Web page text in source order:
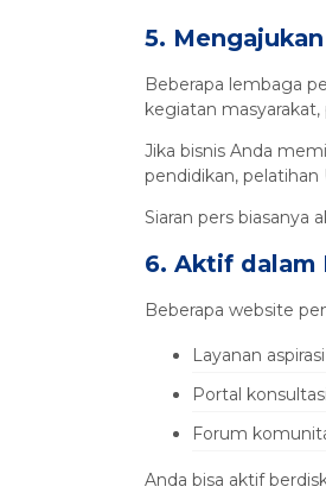
5.
Beberapa lembaga
kegiatan
Jika bisnis Anda
pendidikan, pelatihan
Siaran pers biasanya
6. Aktif dalam
Beberapa website
Layanan
Portal
Forum
Anda bisa aktif